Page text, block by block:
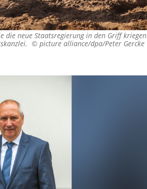
die neue Staatsregierung in den Griff kriegen
© picture alliance/dpa/Peter Gercke